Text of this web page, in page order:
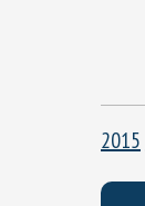
2015